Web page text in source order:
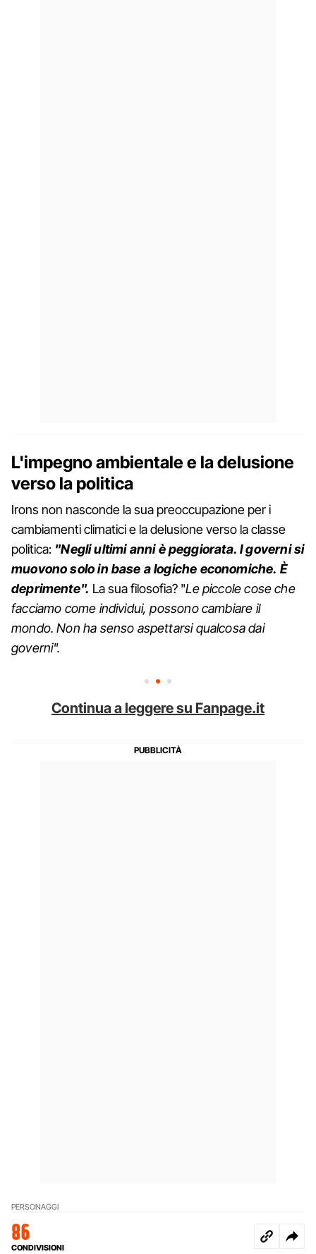
L'impegno ambientale e la delusione
verso la politica
Irons non nasconde la sua preoccupazione per i
cambiamenti climatici e la delusione verso la classe
politica: "Negli ultimi anni è peggiorata. I governi si
muovono solo in base a logiche economiche. È
deprimente". La sua filosofia? "Le piccole cose che
facciamo come individui, possono cambiare il
mondo. Non ha senso aspettarsi qualcosa dai
governi".
Continua a leggere su Fanpage.it
PERSONAGGI
86
CONDIVISIONI